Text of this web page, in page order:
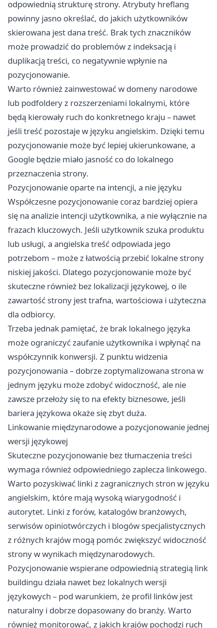
odpowiednią strukturę strony. Atrybuty hreflang
powinny jasno określać, do jakich użytkowników
skierowana jest dana treść. Brak tych znaczników
może prowadzić do problemów z indeksacją i
duplikacją treści, co negatywnie wpłynie na
pozycjonowanie.
Warto również zainwestować w domeny narodowe
lub podfoldery z rozszerzeniami lokalnymi, które
będą kierowały ruch do konkretnego kraju – nawet
jeśli treść pozostaje w języku angielskim. Dzięki temu
pozycjonowanie może być lepiej ukierunkowane, a
Google będzie miało jasność co do lokalnego
przeznaczenia strony.
Pozycjonowanie oparte na intencji, a nie języku
Współczesne pozycjonowanie coraz bardziej opiera
się na analizie intencji użytkownika, a nie wyłącznie na
frazach kluczowych. Jeśli użytkownik szuka produktu
lub usługi, a angielska treść odpowiada jego
potrzebom – może z łatwością przebić lokalne strony
niskiej jakości. Dlatego pozycjonowanie może być
skuteczne również bez lokalizacji językowej, o ile
zawartość strony jest trafna, wartościowa i użyteczna
dla odbiorcy.
Trzeba jednak pamiętać, że brak lokalnego języka
może ograniczyć zaufanie użytkownika i wpłynąć na
współczynnik konwersji. Z punktu widzenia
pozycjonowania – dobrze zoptymalizowana strona w
jednym języku może zdobyć widoczność, ale nie
zawsze przełoży się to na efekty biznesowe, jeśli
bariera językowa okaże się zbyt duża.
Linkowanie międzynarodowe a pozycjonowanie jednej
wersji językowej
Skuteczne pozycjonowanie bez tłumaczenia treści
wymaga również odpowiedniego zaplecza linkowego.
Warto pozyskiwać linki z zagranicznych stron w języku
angielskim, które mają wysoką wiarygodność i
autorytet. Linki z forów, katalogów branżowych,
serwisów opiniotwórczych i blogów specjalistycznych
z różnych krajów mogą pomóc zwiększyć widoczność
strony w wynikach międzynarodowych.
Pozycjonowanie wspierane odpowiednią strategią link
buildingu działa nawet bez lokalnych wersji
językowych – pod warunkiem, że profil linków jest
naturalny i dobrze dopasowany do branży. Warto
również monitorować, z jakich krajów pochodzi ruch